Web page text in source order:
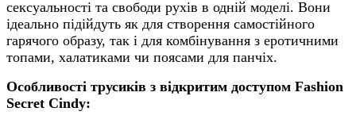
сексуальності та свободи рухів в одній моделі. Вони
ідеально підійдуть як для створення самостійного
гарячого образу, так і для комбінування з еротичними
топами, халатиками чи поясами для панчіх.
Особливості трусиків з відкритим доступом Fashion
Secret Cindy: